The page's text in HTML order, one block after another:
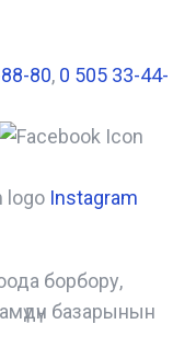
80, 0 505 33-44-
Instagram
борбору,
базарынын